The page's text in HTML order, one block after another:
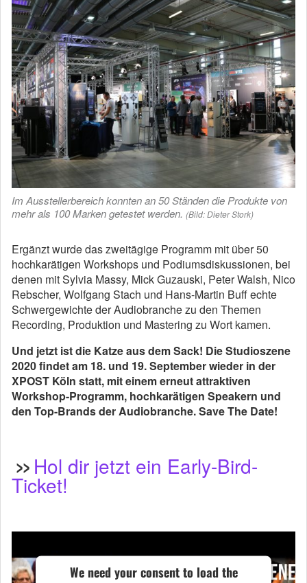
Im Ausstellerbereich konnten an 50 Ständen die Produkte von
mehr als 100 Marken getestet werden. (Bild: Dieter Stork)
Ergänzt wurde das zweitägige Programm mit über 50
hochkarätigen Workshops und Podiumsdiskussionen, bei
denen mit Sylvia Massy, Mick Guzauski, Peter Walsh, Nico
Rebscher, Wolfgang Stach und Hans-Martin Buff echte
Schwergewichte der Audiobranche zu den Themen
Recording, Produktion und Mastering zu Wort kamen.
Und jetzt ist die Katze aus dem Sack! Die Studioszene
2020 findet am 18. und 19. September wieder in der
XPOST Köln statt, mit einem erneut attraktiven
Workshop-Programm, hochkarätigen Speakern und
den Top-Brands der Audiobranche. Save The Date!
>> Hol dir jetzt ein Early-Bird-
Ticket!
We need your consent to load the